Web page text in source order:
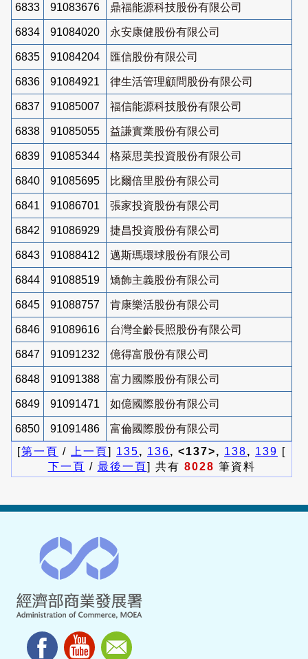
6833 91083676 鼎福能源科技股份有限公司
6834 91084020 永安康健股份有限公司
6835 91084204 匯信股份有限公司
6836 91084921 律生活管理顧問股份有限公司
6837 91085007 福信能源科技股份有限公司
6838 91085055 益謙實業股份有限公司
6839 91085344 格萊思美投資股份有限公司
6840 91085695 比爾倍里股份有限公司
6841 91086701 張家投資股份有限公司
6842 91086929 捷昌投資股份有限公司
6843 91088412 邁斯瑪環球股份有限公司
6844 91088519 矯飾主義股份有限公司
6845 91088757 肯康樂活股份有限公司
6846 91089616 台灣全齡長照股份有限公司
6847 91091232 億得富股份有限公司
6848 91091388 富力國際股份有限公司
6849 91091471 如億國際股份有限公司
6850 91091486
富倫國際股份有限公司
[第一頁 / 上一頁] 135, 136, <137>, 138, 139 [
下一頁 / 最後一頁] 共有 8028 筆資料